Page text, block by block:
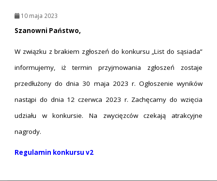
10 maja 2023
Szanowni Państwo,
W związku z brakiem zgłoszeń do konkursu „List do sąsiada”
informujemy, iż termin przyjmowania zgłoszeń zostaje
przedłużony do dnia 30 maja 2023 r. Ogłoszenie wyników
nastąpi do dnia 12 czerwca 2023 r. Zachęcamy do wzięcia
udziału w konkursie. Na zwycięzców czekają atrakcyjne
nagrody.
Regulamin konkursu v2